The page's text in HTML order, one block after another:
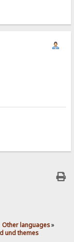
Other languages»
und themes